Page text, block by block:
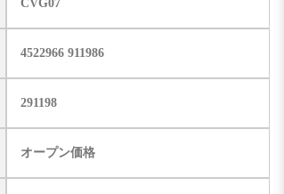
CVG07
4522966 911986
291198
オープン価格